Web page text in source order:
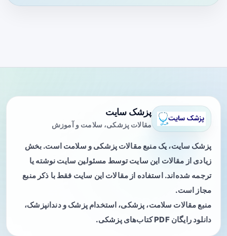
پزشک سایت
مقالات پزشکی، سلامت و آموزش
پزشک سایت، یک منبع مقالات پزشکی و سلامت است. بخش
زیادی از مقالات این سایت توسط مسئولین سایت نوشته یا
ترجمه شده‌اند. استفاده از مقالات این سایت فقط با ذکر منبع
مجاز است.
منبع مقالات سلامت، پزشکی، استخدام پزشک و دندانپزشک،
دانلود رایگان PDF کتاب‌های پزشکی.